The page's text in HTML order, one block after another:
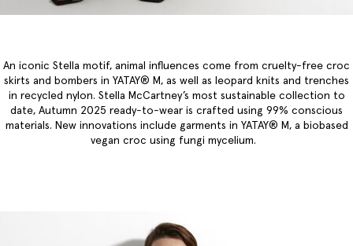
An iconic Stella motif, animal influences come from cruelty-free croc
skirts and bombers in YATAY® M, as well as leopard knits and trenches
in recycled nylon. Stella McCartney’s most sustainable collection to
date, Autumn 2025 ready-to-wear is crafted using 99% conscious
materials. New innovations include garments in YATAY® M, a biobased
vegan croc using fungi mycelium.